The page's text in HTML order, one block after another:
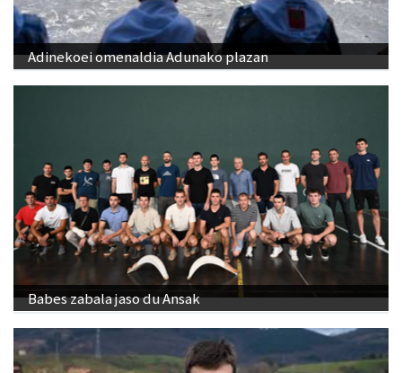
Adinekoei omenaldia Adunako plazan
Babes zabala jaso du Ansak